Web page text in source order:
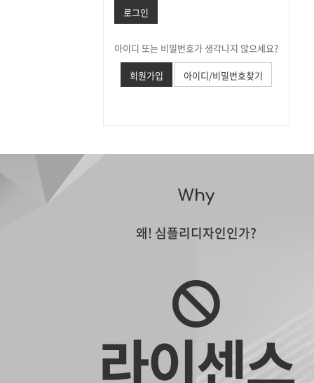
로그인
아이디 또는 비밀번호가 생각나지 않으세요?
회원가입 아이디/비밀번호찾기
Why
왜! 심플리디자인인가?
라이센스